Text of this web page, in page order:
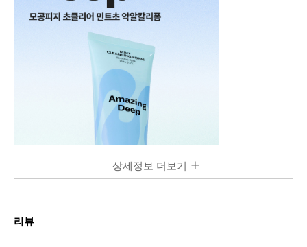
상세정보 더보기
리뷰